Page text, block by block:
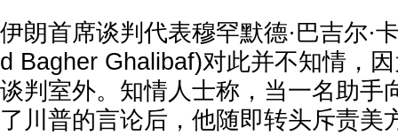
伊朗首席谈判代表穆罕默德·巴吉尔·
d Bagher Ghalibaf)对此并不知情，
谈判室外。知情人士称，当一名助手
了川普的言论后，他随即转头斥责美